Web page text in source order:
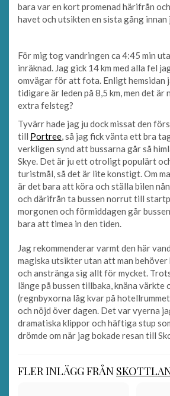
bara var en kort promenad härifrån
havet och utsikten en sista gång innan
För mig tog vandringen ca 4:45 min
inräknad. Jag gick 14 km med alla fel
omvägar för att fota. Enligt hemsidan
tidigare är leden på 8,5 km, men det är
extra felsteg?
Tyvärr hade jag ju dock missat den
till Portree, så jag fick vänta ett bra
verkligen synd att bussarna går så
Skye. Det är ju ett otroligt populärt
turistmål, så det är lite konstigt. Om
är det bara att köra och ställa bilen
och därifrån ta bussen norrut till
morgonen och förmiddagen går
bara att timea in den tiden.
Jag rekommenderar varmt den här
magiska utsikter utan att man
och anstränga sig allt för mycket.
länge på bussen tillbaka, knäna värkte
(regnbyxorna låg kvar på
och nöjd över dagen. Det var vyerna
dramatiska klippor och häftiga stup
drömde om när jag bokade resan till
FLER INLÄGG FRÅN